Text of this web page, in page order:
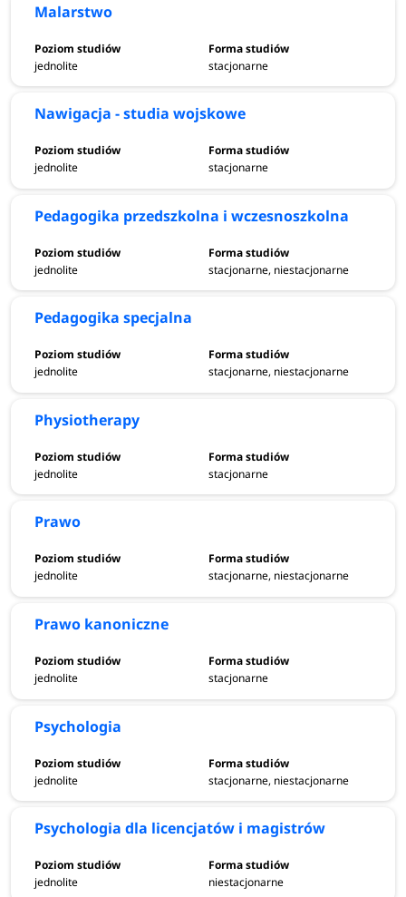
Malarstwo
jednolite stacjonarne
Nawigacja - studia wojskowe
jednolite stacjonarne
Pedagogika przedszkolna i wczesnoszkolna
jednolite stacjonarne, niestacjonarne
Pedagogika specjalna
jednolite stacjonarne, niestacjonarne
Physiotherapy
jednolite stacjonarne
Prawo
jednolite stacjonarne, niestacjonarne
Prawo kanoniczne
jednolite stacjonarne
Psychologia
jednolite stacjonarne, niestacjonarne
Psychologia dla licencjatów i magistrów
jednolite niestacjonarne